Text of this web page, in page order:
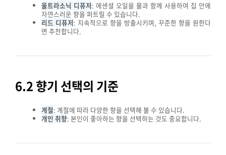
울트라소닉 디퓨저: 에센셜 오일을 물과 함께 사용하여 집 안에
자연스러운 향을 퍼트릴 수 있습니다.
리드 디퓨저: 지속적으로 향을 방출시키며, 꾸준한 향을 원한다
면 추천합니다.
6.2 향기 선택의 기준
계절: 계절에 따라 다양한 향을 선택해 볼 수 있습니다.
개인 취향: 본인이 좋아하는 향을 선택하는 것도 중요합니다.